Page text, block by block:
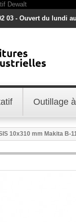
03 - Ouvert du lundi
Outillage
10x310 mm Makita B-